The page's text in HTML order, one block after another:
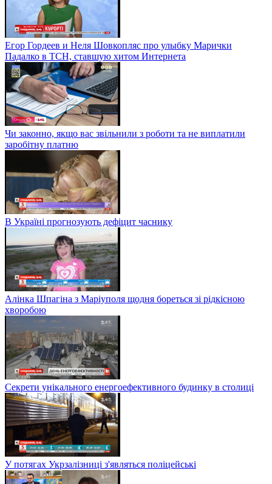
Егор Гордеев и Неля Шовкопляс про улыбку Марички
Падалко в ТСН, ставшую хитом Интернета
Чи законно, якщо вас звільнили з роботи та не виплатили
заробітну платню
В Україні прогнозують дефіцит часнику
Алінка Шпагіна з Маріуполя щодня бореться зі рідкісною
хворобою
Секрети унікального енергоефективного будинку в столиці
У потягах Укрзалізниці з'являться поліцейські